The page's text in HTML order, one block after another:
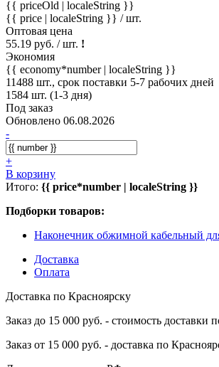
{{ priceOld | localeString }}
{{ price | localeString }} / шт.
Оптовая цена
55.19 руб. / шт. !
Экономия
{{ economy*number | localeString }}
11488 шт., срок поставки 5-7 рабочих дней
1584 шт. (1-3 дня)
Под заказ
Обновлено 06.08.2026
-
+
В корзину
Итого: {{ price*number | localeString }}
Подборки товаров:
Наконечник обжимной кабельный
Доставка
Оплата
Доставка по Красноярску
Заказ до 15 000 руб. - стоимость
Заказ от 15 000 руб. - доставка по